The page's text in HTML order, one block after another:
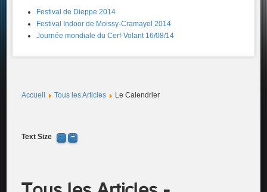
Festival de Dieppe 2014
Festival Indoor de Moissy-Cramayel 2014
Journée mondiale du Cerf-Volant 16/08/14
Accueil Tous les Articles Le Calendrier
Text Size